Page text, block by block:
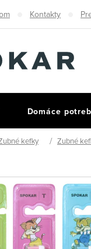
Kontakty
Domáce
kefky Zubné